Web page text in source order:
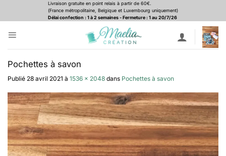
contenu
Livraison gratuite en point relais à partir de 60€.
(France métropolitaine, Belgique et Luxembourg uniquement)
Délai confection : 1 à 2 semaines - Fermeture : 1 au 20/7/26
Pochettes à savon
Publié 28 avril 2021 à 1536 × 2048 dans Pochettes à savon